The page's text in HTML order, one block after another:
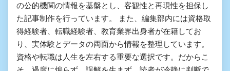
の公的機関の情報を基盤とし、客観性と再現性を担保し
た記事制作を行っています。 また、編集部内には資格取
得経験者、転職経験者、教育業界出身者が在籍してお
り、実体験とデータの両面から情報を整理しています。
資格や転職は人生を左右する重要な選択です。だからこ